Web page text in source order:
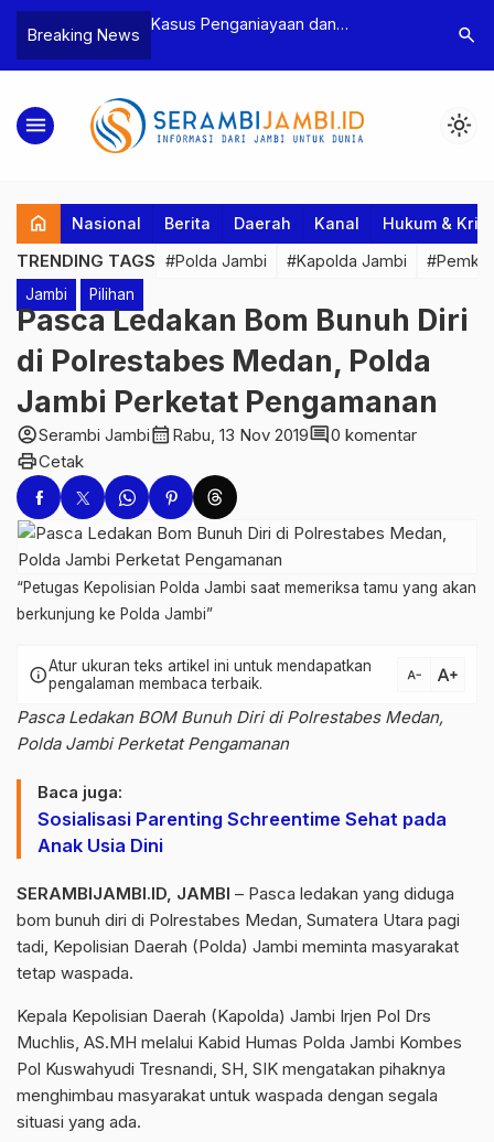
Breaking News
Bea Cukai
Pelaku beserta
dan 146 Gram
Kasus Penganiayaan dan
Tebo Tetapkan Dua Tersangka
Polres
Dua
search
menu light_mode
home Nasional Berita Daerah Kanal Hukum &
TRENDING TAGS #Polda Jambi #Kapolda Jambi
Jambi Pilihan
Pasca Ledakan Bom Bunuh Diri
di Polrestabes Medan, Polda
Jambi Perketat Pengamanan
account_circleSerambi Jambicalendar_month Rabu, 13 Nov 2019comment0 komentar
printCetak
“Petugas Kepolisian Polda Jambi saat memeriksa tamu yang akan
berkunjung ke Polda Jambi”
infoAtur ukuran teks artikel ini untuk mendapatkan
pengalaman membaca terbaik.
text_decrease text_increase
Pasca Ledakan BOM Bunuh Diri di Polrestabes Medan,
Polda Jambi Perketat Pengamanan
Baca juga:
Sosialisasi Parenting Schreentime Sehat pada
Anak Usia Dini
SERAMBIJAMBI.ID, JAMBI – Pasca ledakan yang diduga
bom bunuh diri di Polrestabes Medan, Sumatera Utara pagi
tadi, Kepolisian Daerah (Polda) Jambi meminta masyarakat
tetap waspada.
Kepala Kepolisian Daerah (Kapolda) Jambi Irjen Pol Drs
Muchlis, AS.MH melalui Kabid Humas Polda Jambi Kombes
Pol Kuswahyudi Tresnandi, SH, SIK mengatakan pihaknya
menghimbau masyarakat untuk waspada dengan segala
situasi yang ada.